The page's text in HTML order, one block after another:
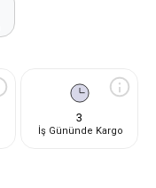
3
İş Gününde Kargo